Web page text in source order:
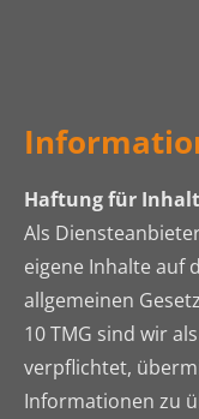
Haftung für
Als
eigene Inhalte auf
allgemeinen
10 TMG sind wir
verpflichtet,
Informationen zu